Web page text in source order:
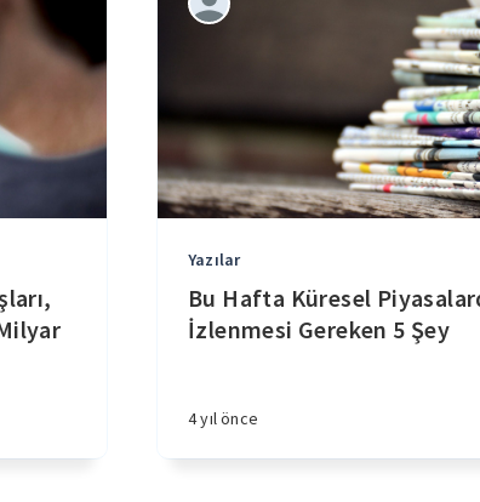
Yazılar
Bu Hafta Küresel
İzlenmesi Gereken 5 Şey
4 yıl önce